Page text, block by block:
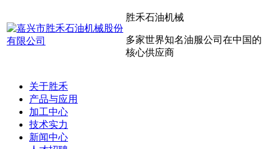
胜禾石油机械
多家世界知名油服公司在中国的
核心供应商
关于胜禾
产品与应用
加工中心
技术实力
新闻中心